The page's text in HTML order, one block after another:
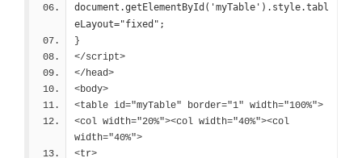
document.getElementById('myTable').style.tabl
eLayout="fixed";
}
</script>
</head>
<body>
<table id="myTable" border="1" width="100%">
<col width="20%"><col width="40%"><col
width="40%">
<tr>